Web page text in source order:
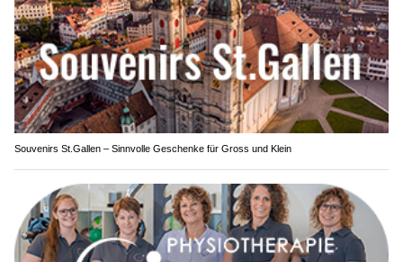
Souvenirs St.Gallen – Sinnvolle Geschenke für Gross und Klein